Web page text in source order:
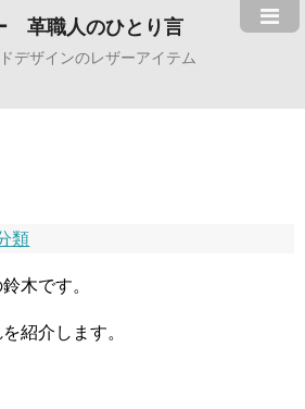
革職人のひとり言
デザインのレザーアイテム
類
木です。
紹介します。